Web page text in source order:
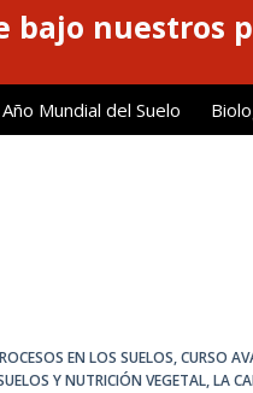
bajo nuestros
Año Mundial del Suelo
EN LOS SUELOS,CURSO
Y NUTRICIÓN VEGETAL,LA